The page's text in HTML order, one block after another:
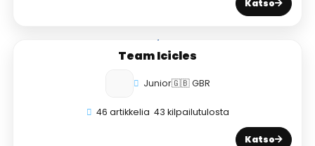
Katso
Team Icicles
Junior🇬🇧 GBR
46 artikkelia 43 kilpailutulosta
Katso